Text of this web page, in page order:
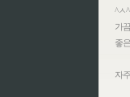
^ㅅ
가
좋
자